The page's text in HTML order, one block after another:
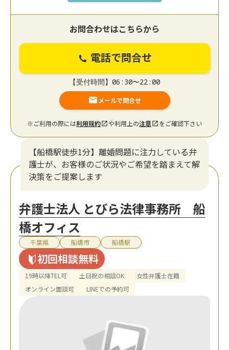
お問合わせはこちらから
電話で問合せ
【受付時間】06:30〜22:00
メールで問合せ
※ご利用の際には利用規約 や利用上の注意 をご確認下さい
【船橋駅徒歩1分】離婚問題に注力している弁
護士が、お客様のご状況やご希望を踏まえて解
決策をご提案します
弁護士法人 とびら法律事務所 船
橋オフィス
千葉県 船橋市 船橋駅
初回相談無料
19時以降TEL可 土日祝の相談OK
女性弁護士在籍
オンライン面談可
LINEでの予約可